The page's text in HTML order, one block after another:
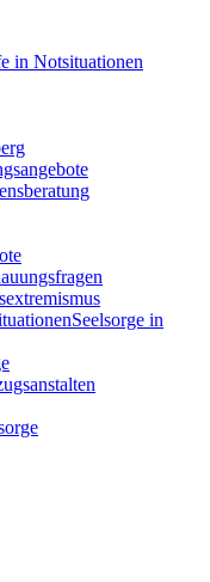
in Notsituationen
Seelsorge in